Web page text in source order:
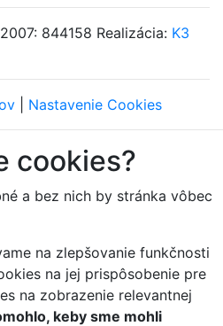
844158 Realizácia: K3
Nastavenie Cookies
cookies?
a bez nich by stránka vôbec
na zlepšovanie funkčnosti
na jej prispôsobenie pre
na zobrazenie relevantnej
keby sme mohli